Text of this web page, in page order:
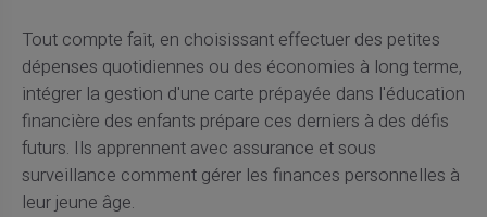
Tout compte fait, en choisissant effectuer des petites
dépenses quotidiennes ou des économies à long terme,
intégrer la gestion d'une carte prépayée dans l'éducation
financière des enfants prépare ces derniers à des défis
futurs. Ils apprennent avec assurance et sous
surveillance comment gérer les finances personnelles à
leur jeune âge.